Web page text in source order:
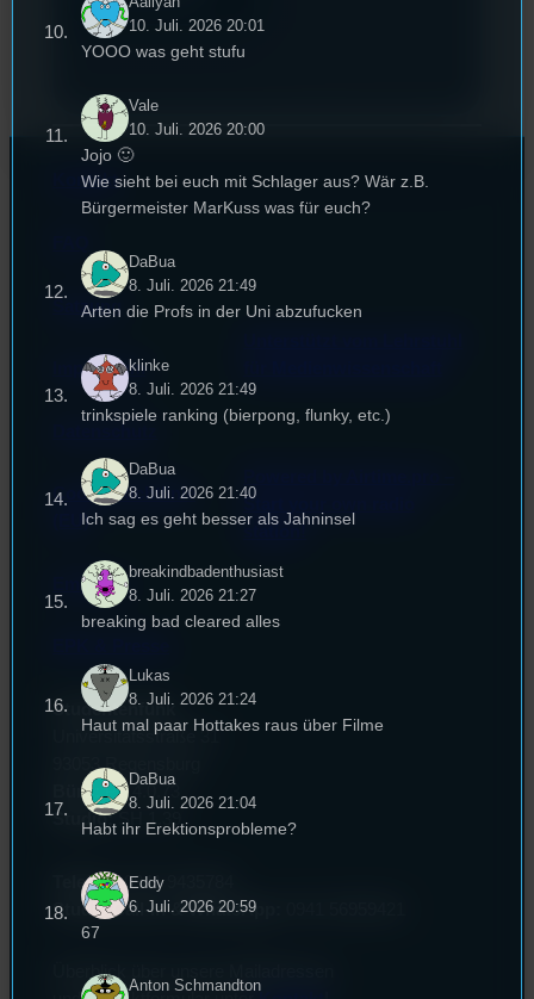
Kontakt
Satzung
Impressum
Cookie-Richtlinie
(EU)
Empfang
Start your own radio
station!
Studentenfunk
Universitätsstraße 31
93053 Regensburg
Büro: PT 4.0.73
Studio:SH 1.39
Telefon:0941 9435784
Studio Call-In & WhatsApp:
Überblick über unsere Mailadressen
10. Juli. 2026 20:01
YOOO was geht stufu
Vale
10. Juli. 2026 20:00
Jojo 🙂
Wie sieht bei euch mit Schlager aus? Wär z.B.
Bürgermeister MarKuss was für euch?
DaBua
8. Juli. 2026 21:49
Arten die Profs in der Uni abzufucken
klinke
8. Juli. 2026 21:49
trinkspiele ranking (bierpong, flunky, etc.)
DaBua
8. Juli. 2026 21:40
Ich sag es geht besser als Jahninsel
breakindbadenthusiast
8. Juli. 2026 21:27
breaking bad cleared alles
Lukas
8. Juli. 2026 21:24
Haut mal paar Hottakes raus über Filme
DaBua
8. Juli. 2026 21:04
Habt ihr Erektionsprobleme?
Eddy
6. Juli. 2026 20:59
67
Anton Schmandton